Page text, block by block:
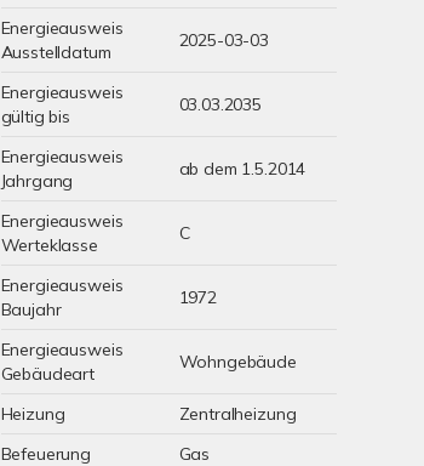
Energieausweis
Ausstelldatum
2025-03-03
Energieausweis
gültig bis
03.03.2035
Energieausweis
Jahrgang
ab dem 1.5.2014
Energieausweis
Werteklasse
C
Energieausweis
Baujahr
1972
Energieausweis
Gebäudeart
Wohngebäude
Heizung
Zentralheizung
Befeuerung
Gas